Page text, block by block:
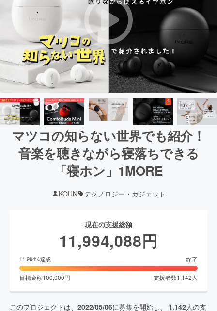
マツコの知らない世界でも紹介！
音楽を聴きながら寝落ちできる
「寝ホン」1MORE
KOUN テクノロジー・ガジェット
現在の支援総額
11,994,088円
11,994%達成 終了
目標金額100,000円 支援者数1,142 人
このプロジェクトは、 2022/05/06に募集を開始し、 1,142人の支